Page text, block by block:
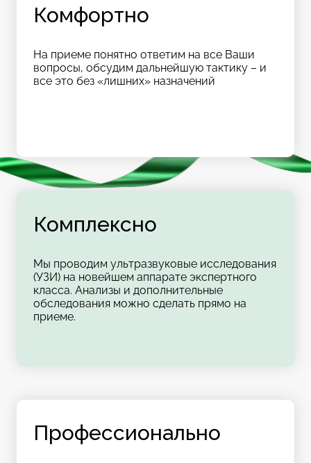
Комфортно
На приеме понятно ответим на все Ваши
вопросы, обсудим дальнейшую тактику – и
все это без «лишних» назначений
Комплексно
Мы проводим ультразвуковые исследования
(УЗИ) на новейшем аппарате экспертного
класса. Анализы и дополнительные
обследования можно сделать прямо на
приеме.
Профессионально